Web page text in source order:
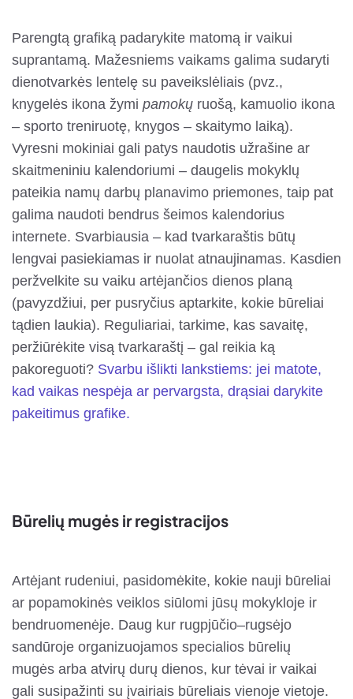
Parengtą grafiką padarykite matomą ir vaikui
suprantamą. Mažesniems vaikams galima sudaryti
dienotvarkės lentelę su paveikslėliais (pvz.,
knygelės ikona žymi pamokų ruošą, kamuolio ikona
– sporto treniruotę, knygos – skaitymo laiką).
Vyresni mokiniai gali patys naudotis užrašine ar
skaitmeniniu kalendoriumi – daugelis mokyklų
pateikia namų darbų planavimo priemones, taip pat
galima naudoti bendrus šeimos kalendorius
internete. Svarbiausia – kad tvarkaraštis būtų
lengvai pasiekiamas ir nuolat atnaujinamas. Kasdien
peržvelkite su vaiku artėjančios dienos planą
(pavyzdžiui, per pusryčius aptarkite, kokie būreliai
tądien laukia). Reguliariai, tarkime, kas savaitę,
peržiūrėkite visą tvarkaraštį – gal reikia ką
pakoreguoti? Svarbu išlikti lankstiems: jei matote,
kad vaikas nespėja ar pervargsta, drąsiai darykite
pakeitimus grafike.
Būrelių mugės ir registracijos
Artėjant rudeniui, pasidomėkite, kokie nauji būreliai
ar popamokinės veiklos siūlomi jūsų mokykloje ir
bendruomenėje. Daug kur rugpjūčio–rugsėjo
sandūroje organizuojamos specialios būrelių
mugės arba atvirų durų dienos, kur tėvai ir vaikai
gali susipažinti su įvairiais būreliais vienoje vietoje.